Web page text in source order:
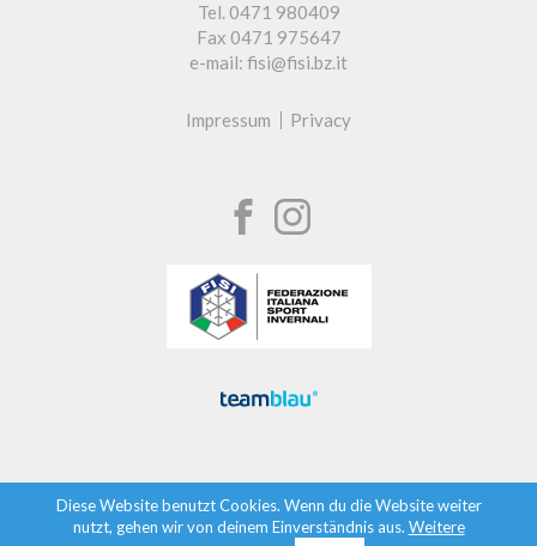
Tel. 0471 980409
Fax 0471 975647
e-mail: fisi@fisi.bz.it
Impressum Privacy
Diese Website benutzt Cookies. Wenn du die Website weiter
nutzt, gehen wir von deinem Einverständnis aus. Weitere